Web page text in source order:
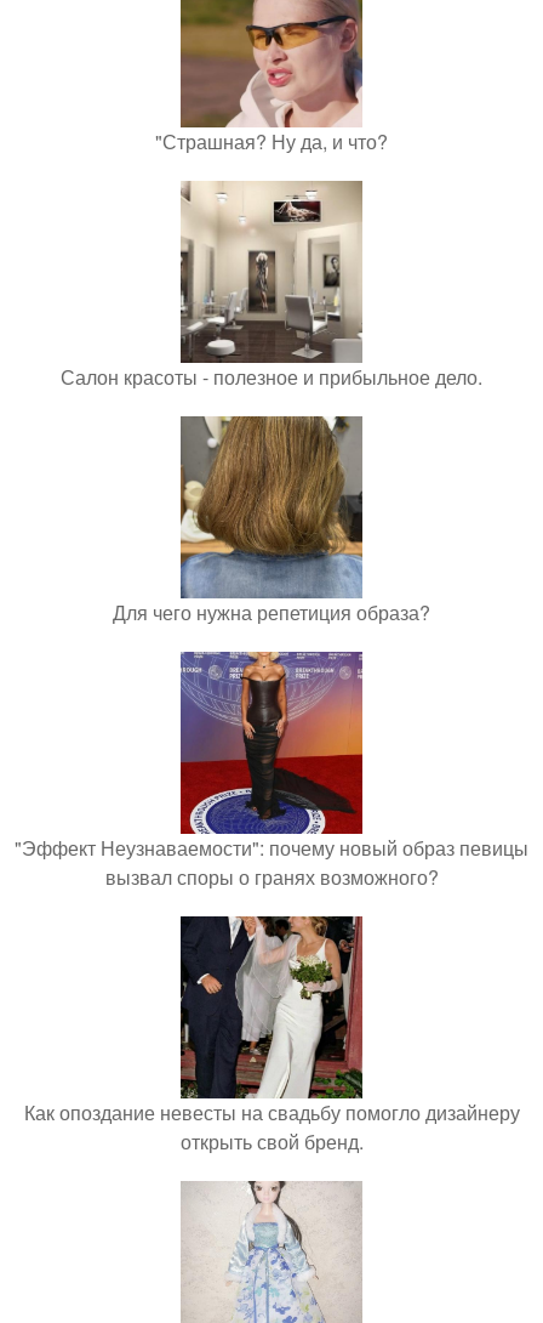
"Страшная? Ну да, и что?
Салон красоты - полезное и прибыльное дело.
Для чего нужна репетиция образа?
"Эффект Неузнаваемости": почему новый образ певицы
вызвал споры о гранях возможного?
Как опоздание невесты на свадьбу помогло дизайнеру
открыть свой бренд.